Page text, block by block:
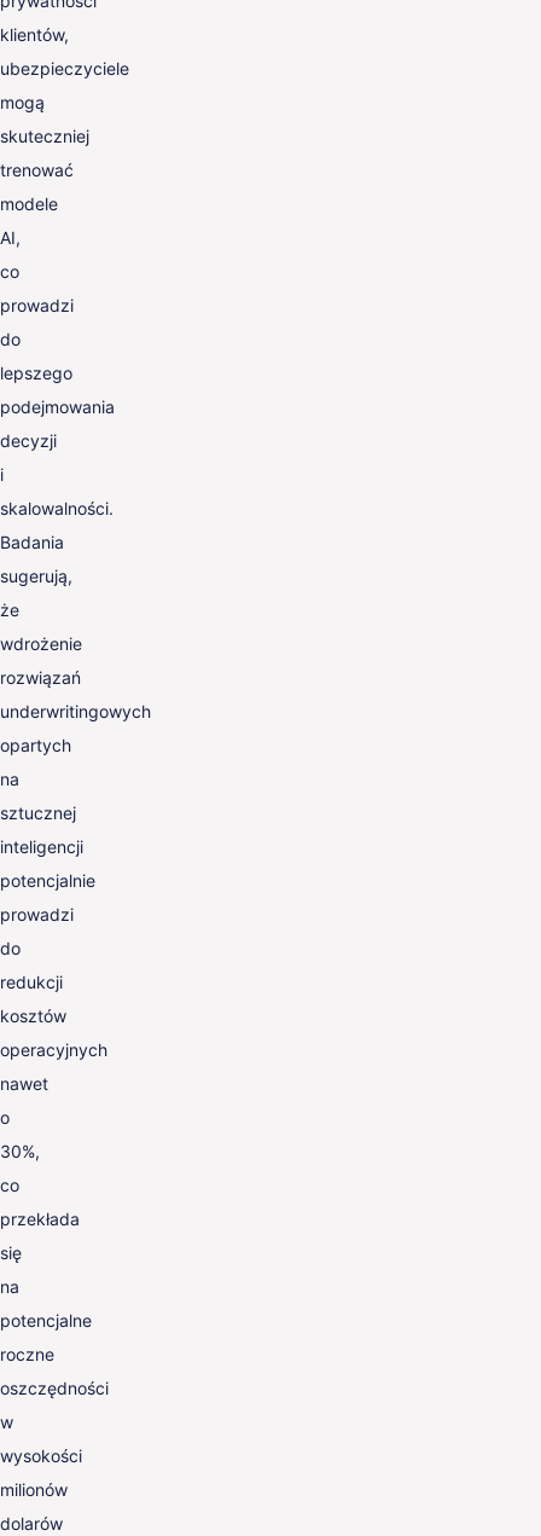
klientów,
ubezpieczyciele
mogą
skuteczniej
trenować
modele
AI,
co
prowadzi
do
lepszego
podejmowania
decyzji
i
skalowalności.
Badania
sugerują,
że
wdrożenie
rozwiązań
underwritingowych
opartych
na
sztucznej
inteligencji
potencjalnie
prowadzi
do
redukcji
kosztów
operacyjnych
nawet
o
30%,
co
przekłada
się
na
potencjalne
roczne
oszczędności
w
wysokości
milionów
dolarów